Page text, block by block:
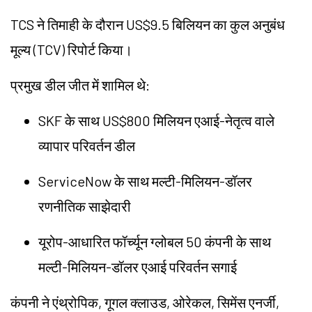
TCS ने तिमाही के दौरान US$9.5 बिलियन का कुल अनुबंध
मूल्य (TCV) रिपोर्ट किया।
प्रमुख डील जीत में शामिल थे:
SKF के साथ US$800 मिलियन एआई-नेतृत्व वाले
व्यापार परिवर्तन डील
ServiceNow के साथ मल्टी-मिलियन-डॉलर
रणनीतिक साझेदारी
यूरोप-आधारित फॉर्च्यून ग्लोबल 50 कंपनी के साथ
मल्टी-मिलियन-डॉलर एआई परिवर्तन सगाई
कंपनी ने एंथ्रोपिक, गूगल क्लाउड, ओरेकल, सिमेंस एनर्जी,